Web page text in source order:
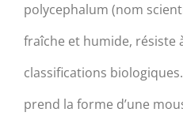
polycephalum (nom
fraîche et humide, résiste
classifications
prend la forme d’une